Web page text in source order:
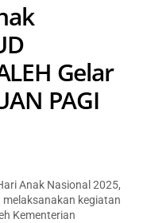
Gelar
PAGI
Anak Nasional 2025,
melaksanakan kegiatan
Kementerian